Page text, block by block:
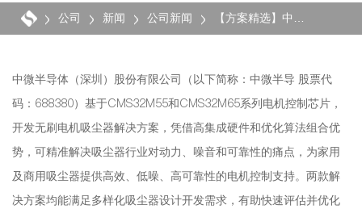
公司 新闻 公司新闻
中微半导体（深圳）股份有限公司（以下简称：中微半导 股票代
码：688380）基于CMS32M55和CMS32M65系列电机控制芯片，
开发无刷电机吸尘器解决方案，凭借高集成硬件和优化算法组合优
势，可精准解决吸尘器行业对动力、噪音和可靠性的痛点，为家用
及商用吸尘器提供高效、低噪、高可靠性的电机控制支持。两款解
决方案均能满足多样化吸尘器设计开发需求，有助快速评估并优化